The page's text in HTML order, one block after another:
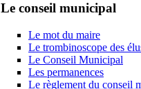
Le conseil municipal
Le mot du maire
Le trombinoscope des
Le Conseil Municipal
Les permanences
Le règlement du conseil